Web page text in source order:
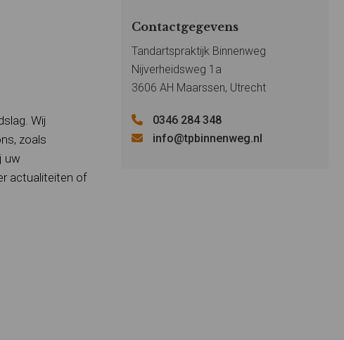
Wij
zoals
uw
actualiteiten of
Contactgegevens
Tandartspraktijk Binnenweg
Nijverheidsweg 1a
3606 AH Maarssen, Utrecht
0346 284 348
info@tpbinnenweg.nl